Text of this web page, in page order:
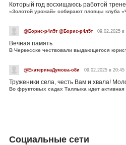
Который год восхищаюсь работой
«Золотой урожай» собирают пловцы клуба
@Борис-р4л5т @Борис-р4л5т 09.02.2025 в
Вечная память
@ЕкатеринаДумова-о8и 09.02.2025 в 20:45
Труженики села, честь Вам и хвала!
Во фруктовых садах Таллыка идет активная
Социальные сети